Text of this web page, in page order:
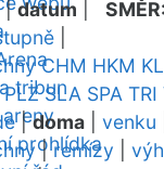
tribun
areny
prohlídka
|datum SMĚR:
CHM HKM
PLZ SLA SPA TRI
|doma venku
|remízy